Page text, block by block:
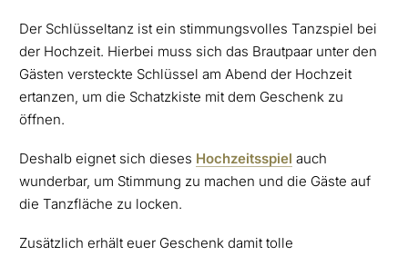
Der Schlüsseltanz ist ein stimmungsvolles Tanzspiel bei
der Hochzeit. Hierbei muss sich das Brautpaar unter den
Gästen versteckte Schlüssel am Abend der Hochzeit
ertanzen, um die Schatzkiste mit dem Geschenk zu
öffnen.
Deshalb eignet sich dieses Hochzeitsspiel auch
wunderbar, um Stimmung zu machen und die Gäste auf
die Tanzfläche zu locken.
Zusätzlich erhält euer Geschenk damit tolle